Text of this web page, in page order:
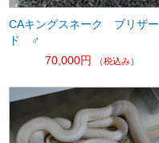
CAキングスネーク ブリザー
ド ♂
70,000円
（税込み）